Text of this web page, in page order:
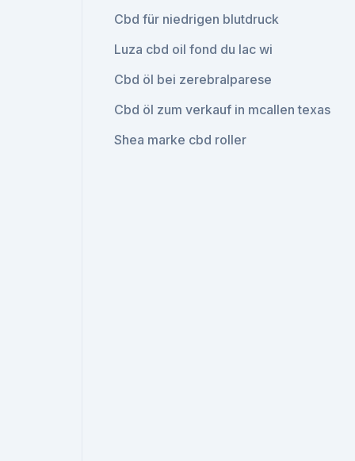
Cbd für niedrigen blutdruck
Luza cbd oil fond du lac wi
Cbd öl bei zerebralparese
Cbd öl zum verkauf in mcallen texas
Shea marke cbd roller